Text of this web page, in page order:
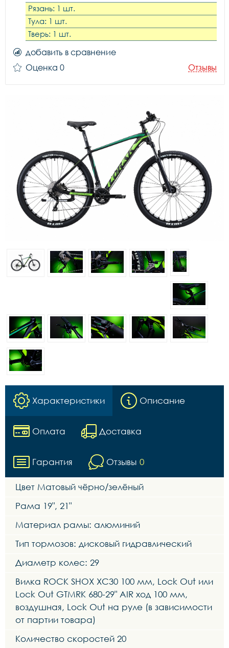
Рязань: 1 шт.
Тула: 1 шт.
Тверь: 1 шт.
добавить в сравнение
Оценка 0
Отзывы
Характеристики Описание
Оплата Доставка
Гарантия Отзывы 0
Цвет Матовый чёрно/зелёный
Рама 19", 21"
Материал рамы: алюминий
Тип тормозов: дисковый гидравлический
Диаметр колес: 29
Вилка ROCK SHOX XC30 100 мм, Lock Out или
Lock Out GTMRK 680-29" AIR ход 100 мм,
воздушная, Lock Out на руле (в зависимости
от партии товара)
Количество скоростей 20